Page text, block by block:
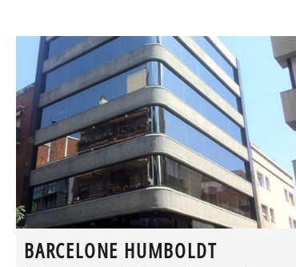
BARCELONE HUMBOLDT